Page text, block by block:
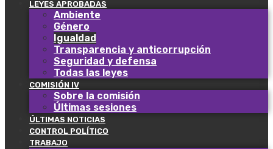
LEYES APROBADAS
Ambiente
Género
Igualdad
Transparencia y anticorrupción
Seguridad y defensa
Todas las leyes
COMISIÓN IV
Sobre la comisión
Últimas sesiones
ÚLTIMAS NOTICIAS
CONTROL POLÍTICO
TRABAJO